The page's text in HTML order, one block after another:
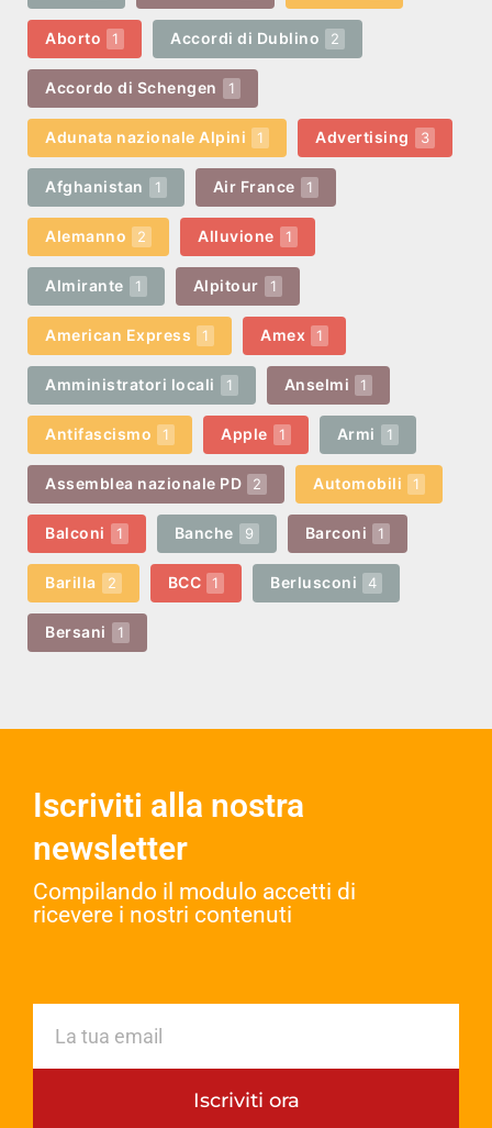
Aborto 1 Accordi di Dublino 2
Accordo di Schengen 1
Adunata nazionale Alpini 1 Advertising 3
Afghanistan 1 Air France 1
Alemanno 2 Alluvione 1
Almirante 1 Alpitour 1
American Express 1 Amex 1
Amministratori locali 1 Anselmi 1
Antifascismo 1 Apple 1 Armi 1
Assemblea nazionale PD 2 Automobili 1
Balconi 1 Banche 9 Barconi 1
Barilla 2 BCC 1 Berlusconi 4
Bersani 1
Iscriviti alla nostra
newsletter
Compilando il modulo accetti di
ricevere i nostri contenuti​
Iscriviti ora